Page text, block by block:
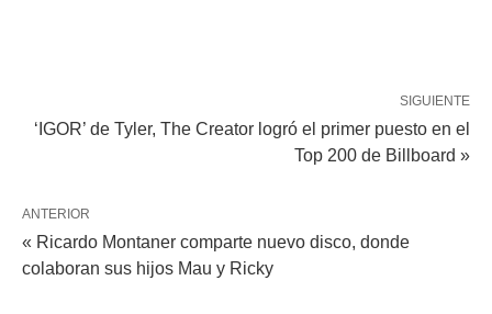
SIGUIENTE
‘IGOR’ de Tyler, The Creator logró el primer puesto en el
Top 200 de Billboard »
ANTERIOR
« Ricardo Montaner comparte nuevo disco, donde
colaboran sus hijos Mau y Ricky